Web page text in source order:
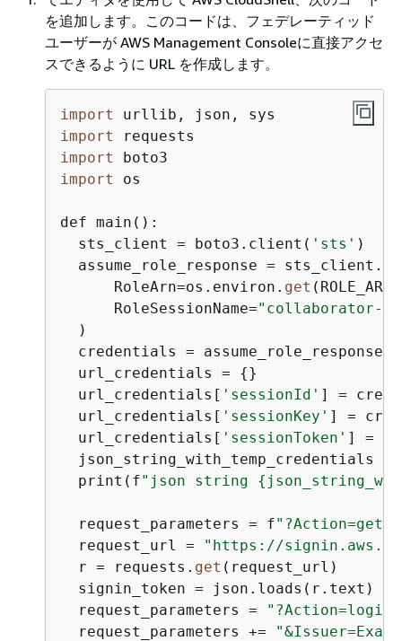
を追加します。このコードは、フェデレーティッド
ユーザーが AWS Management Consoleに直接アクセ
スできるように URL を作成します。
import
import
import
import
os
def main():
  sts_client = boto3.client(
'sts' )
assume_role_response =
      RoleArn=os.environ.
get
      RoleSessionName=
"collaborator-
  )
  credentials = assume_role_response[
  url_credentials =
{}
  url_credentials[
'sessionId' ] =
  url_credentials[
'sessionKey' ] =
  url_credentials[
'sessionToken' ] =
json_string_with_temp_credentials =
  print(f
"json string {
  request_parameters = f
  request_url =
"https://
  r = requests.
get (request_url)
  signin_token = json.loads(r.text)
  request_parameters =
"?Action=login"
  request_parameters +=